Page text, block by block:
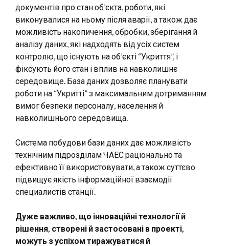
документів про стан об’єкта, роботи, які
виконувалися на ньому після аварії, а також дає
можливість накопичення, обробки, зберігання й
аналізу даних, які надходять від усіх систем
контролю, що існують на об’єкті “Укриття”, і
фіксують його стан і вплив на навколишнє
середовище. База даних дозволяє планувати
роботи на “Укритті” з максимальним дотриманням
вимог безпеки персоналу, населення й
навколишнього середовища.
Система побудови бази даних дає можливість
технічним підрозділам ЧАЕС раціонально та
ефективно її використовувати, а також суттєво
підвищує якість інформаційної взаємодії
специалистів станції.
Дуже важливо, що інноваційні технології й
рішення, створені й застосовані в проекті,
можуть з успіхом тиражуватися й